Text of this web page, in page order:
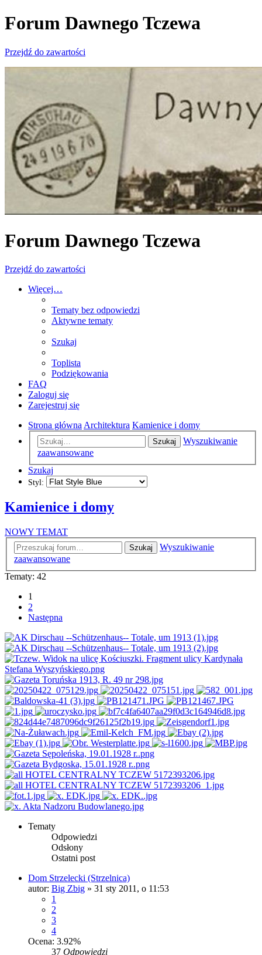
Forum Dawnego Tczewa
Przejdź do zawartości
Forum Dawnego Tczewa
Przejdź do zawartości
Więcej…
Tematy bez odpowiedzi
Aktywne tematy
Szukaj
Toplista
Podziękowania
FAQ
Zaloguj się
Zarejestruj się
Strona główna Architektura Kamienice i domy
Szukaj
Wyszukiwanie
zaawansowane
Szukaj
Styl:
Kamienice i domy
NOWY TEMAT
Szukaj
Wyszukiwanie
zaawansowane
Tematy: 42
1
2
Następna
Tematy
Odpowiedzi
Odsłony
Ostatni post
Dom Strzelecki (Strzelnica)
autor: Big Zbig » 31 sty 2011, o 11:53
1
2
3
4
Ocena: 3.92%
37 Odpowiedzi